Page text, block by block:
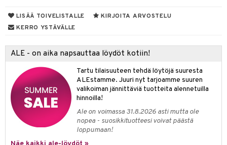
LISÄÄ TOIVELISTALLE
KIRJOITA ARVOSTELU
KERRO YSTÄVÄLLE
ALE - on aika napsauttaa löydöt kotiin!
Tartu tilaisuuteen tehdä löytöjä suuresta
ALEstamme. Juuri nyt tarjoamme suuren
valikoiman jännittäviä tuotteita alennetuilla
hinnoilla!
Ale on voimassa 31.8.2026 asti mutta ole
nopea - suosikkituotteesi voivat päästä
loppumaan!
tekstiilit
säilytys
tekstiilit
Saalit
& Tyynyliinat
& Peitot
& Koukut
& Korit
& Veistokset
& Lyhdyt
tekstiilit
tekstiilit
hyönteissuoja
& Lyhdyt